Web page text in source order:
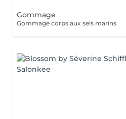
Gommage
Gommage corps aux sels marins